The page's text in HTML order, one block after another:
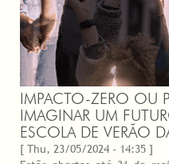
IMPACTO-ZERO OU
IMAGINAR UM
ESCOLA DE VERÃO
[ Thu, 23/05/2024 - 14:35 ]